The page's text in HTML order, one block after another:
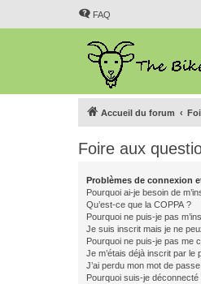
FAQ
Accueil du forum
Foire aux
Problèmes de connexion
Pourquoi ai-je besoin de
Qu’est-ce que la COPPA ?
Pourquoi ne puis-je pas
Je suis inscrit mais je ne
Pourquoi ne puis-je pas me
Je m’étais déjà inscrit par
J’ai perdu mon mot de passe
Pourquoi suis-je